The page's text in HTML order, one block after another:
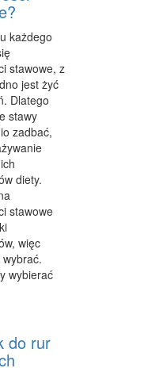
PRAWNE
każdego
stawowe, z
jest żyć
Dlatego
stawy
zadbać,
diety.
stawowe
więc
wybierać
do rur